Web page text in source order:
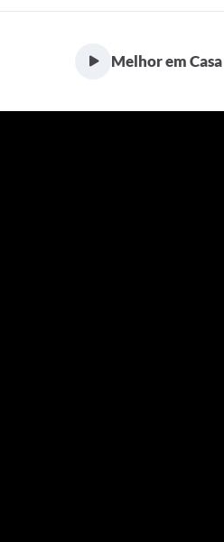
Melhor em Casa